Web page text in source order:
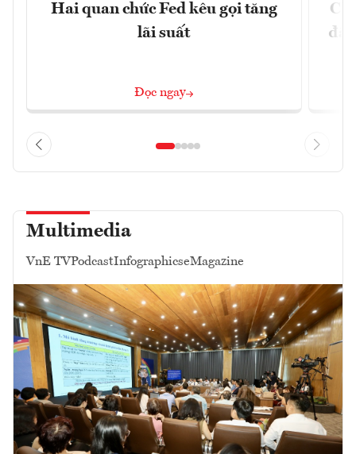
Hai quan chức Fed kêu gọi tăng
lãi suất
Đọc ngay
đã
Multimedia
VnE TVPodcastInfographicseMagazine